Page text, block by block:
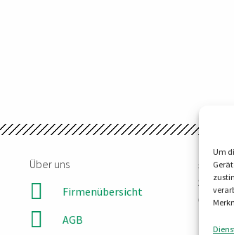
Um
Über uns
Firmenübersicht
AGB
steller-
06198